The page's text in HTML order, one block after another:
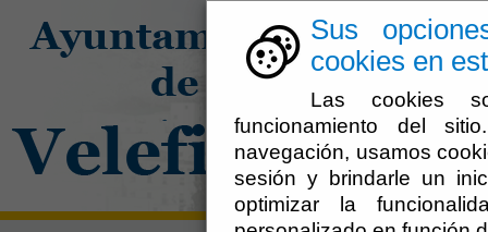
Sus
cookies en
Las cookies
funcionamiento del
navegación, usamos
sesión y brindarle un
optimizar la
El